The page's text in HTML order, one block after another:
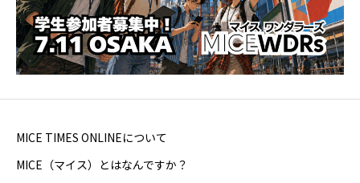
MICE TIMES ONLINEについて
MICE（マイス）とはなんですか？